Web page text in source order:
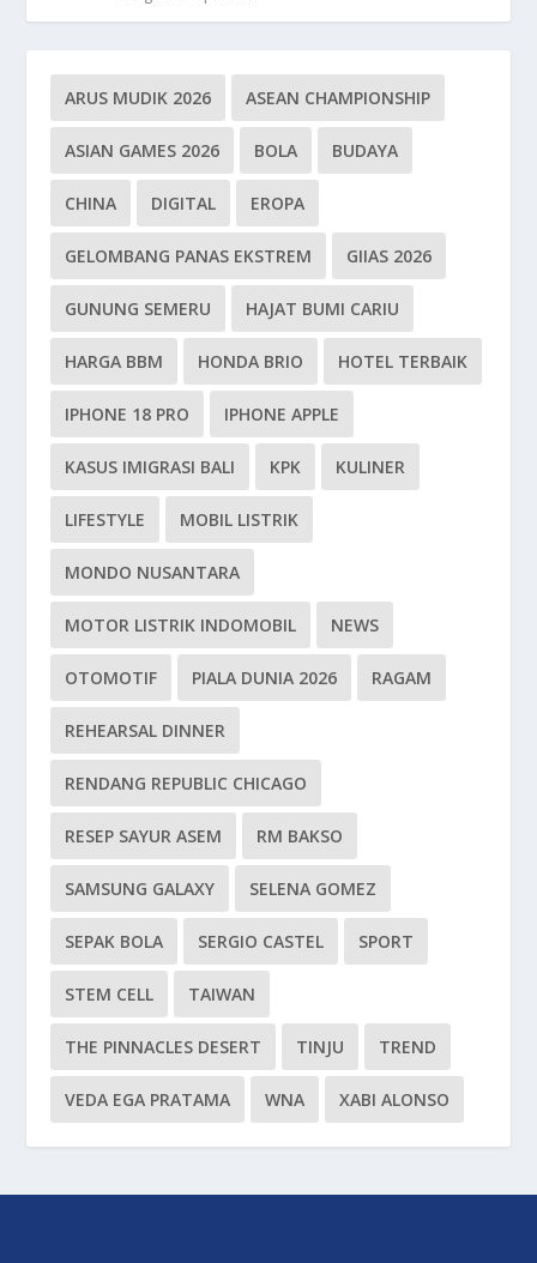
ARUS MUDIK 2026 ASEAN CHAMPIONSHIP
ASIAN GAMES 2026 BOLA BUDAYA
CHINA DIGITAL EROPA
GELOMBANG PANAS EKSTREM GIIAS 2026
GUNUNG SEMERU HAJAT BUMI CARIU
HARGA BBM HONDA BRIO HOTEL TERBAIK
IPHONE 18 PRO IPHONE APPLE
KASUS IMIGRASI BALI KPK KULINER
LIFESTYLE MOBIL LISTRIK
MONDO NUSANTARA
MOTOR LISTRIK INDOMOBIL NEWS
OTOMOTIF PIALA DUNIA 2026 RAGAM
REHEARSAL DINNER
RENDANG REPUBLIC CHICAGO
RESEP SAYUR ASEM RM BAKSO
SAMSUNG GALAXY SELENA GOMEZ
SEPAK BOLA SERGIO CASTEL SPORT
STEM CELL TAIWAN
THE PINNACLES DESERT TINJU TREND
VEDA EGA PRATAMA WNA XABI ALONSO